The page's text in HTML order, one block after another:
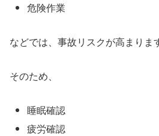
危険作業
などでは、事故リスクが高まりま
そのため、
睡眠確認
疲労確認